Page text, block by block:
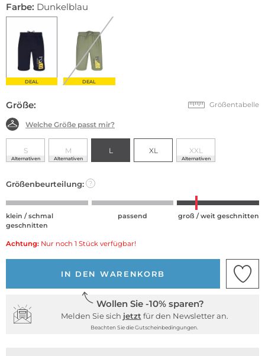
Farbe: Dunkelblau
DEAL DEAL
Größe: Größentabelle
Welche Größe passt mir?
S
Alternativen
M
Alternativen
L XL XXL
Alternativen
Größenbeurteilung: ?
klein / schmal
geschnitten
passend groß / weit geschnitten
Achtung: Nur noch 1 Stück verfügbar!
IN DEN WARENKORB
Wollen Sie -10% sparen?
Melden Sie sich jetzt für den Newsletter an.
Beachten Sie die Gutscheinbedingungen.